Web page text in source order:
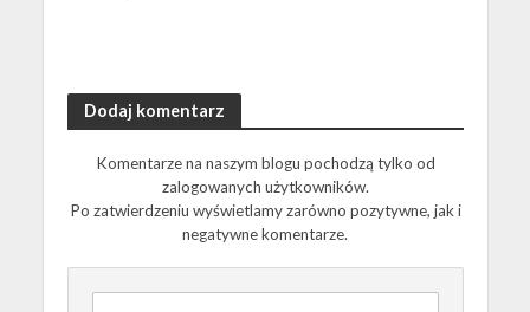
Dodaj komentarz
Komentarze na naszym blogu pochodzą tylko od
zalogowanych użytkowników.
Po zatwierdzeniu wyświetlamy zarówno pozytywne, jak i
negatywne komentarze.